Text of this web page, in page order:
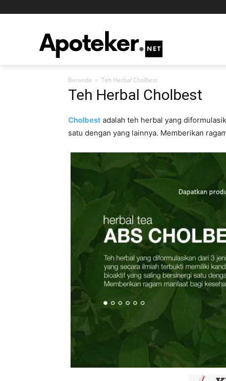
Beranda Teh Herbal Cholbest
Teh Herbal Cholbest
Cholbest adalah teh herbal yang
satu dengan yang lainnya. Memberikan